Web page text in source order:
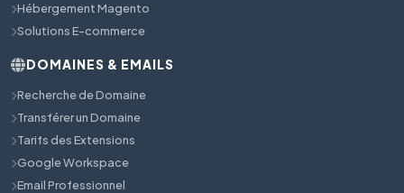
Hébergement Magento
Solutions E-commerce
DOMAINES & EMAILS
Recherche de Domaine
Transférer un Domaine
Tarifs des Extensions
Google Workspace
Email Professionnel